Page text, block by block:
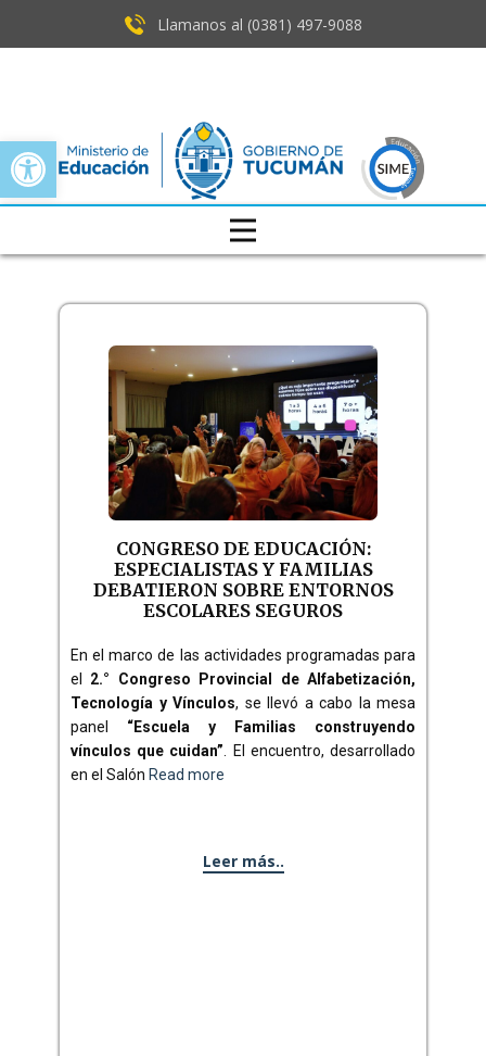
Open toolbar
Llamanos al (0381) ​497-9088
CONGRESO DE EDUCACIÓN:
ESPECIALISTAS Y FAMILIAS
DEBATIERON SOBRE ENTORNOS
ESCOLARES SEGUROS
En el marco de las actividades programadas para
el 2.° Congreso Provincial de Alfabetización,
Tecnología y Vínculos, se llevó a cabo la mesa
panel “Escuela y Familias construyendo
vínculos que cuidan” . El encuentro, desarrollado
en el Salón Read more
Leer más..